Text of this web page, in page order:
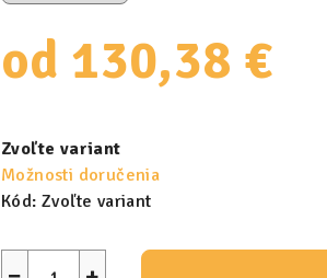
od 130,38 €
cena:
Zvoľte variant
Možnosti doručenia
Kód: Zvoľte variant